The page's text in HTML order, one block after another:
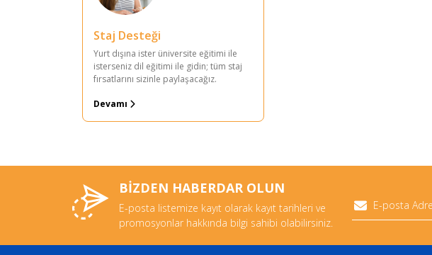
Staj Desteği
Yurt dışına ister üniversite eğitimi ile
isterseniz dil eğitimi ile gidin; tüm staj
fırsatlarını sizinle paylaşacağız.
Devamı
BİZDEN HABERDAR OLUN
E-posta listemize kayıt olarak kayıt tarihleri ve
promosyonlar hakkında bilgi sahibi olabilirsiniz.